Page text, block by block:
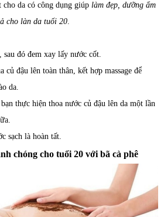
da có công dụng giúp làm đẹp, dưỡng ẩm
cho làn da tuổi 20
đó đem xay lấy nước cốt.
củ đậu lên toàn thân, kết hợp massage để
da.
thực hiện thoa nước củ đậu lên da một lần
sạch là hoàn tất.
chóng cho tuổi 20 với bã cà phê